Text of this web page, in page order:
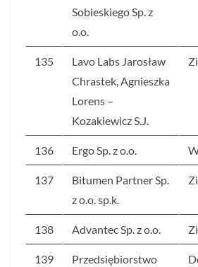
Sobieskiego Sp. z
o.o.
135
Lavo Labs Jarosław
Chrastek, Agnieszka
Lorens –
Kozakiewicz S.J.
136 Ergo Sp. z o.o.
137
Bitumen Partner Sp.
z o.o. sp.k.
138 Advantec Sp. z o.o.
139
Przedsiębiorstwo